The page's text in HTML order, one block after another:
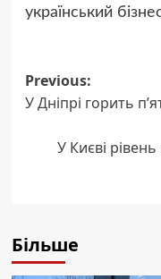
український
Post
Previous:
У Дніпрі горить
У Києві
Більше